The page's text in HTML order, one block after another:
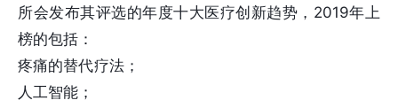
所会发布其评选的年度十大医疗创新趋势，2019年上
榜的包括：
疼痛的替代疗法；
人工智能；